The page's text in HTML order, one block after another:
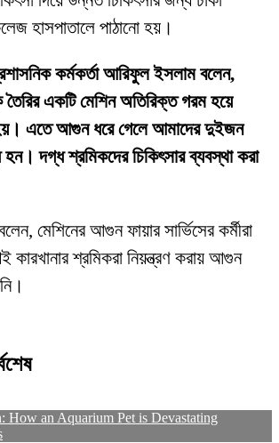
হাসপাতালে পাঠানো হয়।
কর্মকর্তা আরিফুল ইসলাম বলেন,
তৈরির একটি মেশিন অতিরিক্ত গরম হয়ে
এতে আগুন ধরে গেলে আমাদের দুইজন
দগ্ধ শ্রমিকদের চিকিৎসার ব্যবস্থা করা
মেশিনের আগুন ফায়ার সার্ভিসের কর্মীরা
শ্রমিকরা নিয়ন্ত্রণ করায় আগুন
How an Aquarium Pet is Devastating